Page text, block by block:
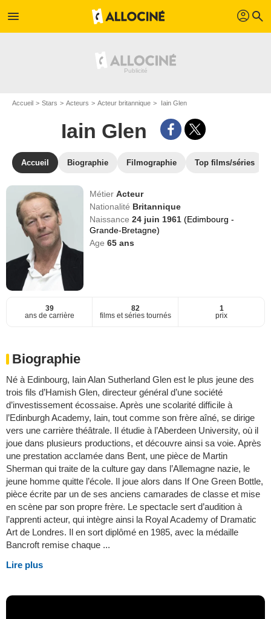
menu profil search
Accueil Stars Acteurs Acteur britannique Iain Glen
Iain Glen
Accueil Biographie Filmographie Top films/séries
MétierActeur
Nationalité Britannique
Naissance24 juin 1961(Edimbourg -
Grande-Bretagne)
Age65 ans
39
ans de carrière
82
films et séries tournés
1
prix
Biographie
Né à Edinbourg, Iain Alan Sutherland Glen est le plus jeune des
trois fils d’Hamish Glen, directeur général d’une société
d’investissement écossaise. Après une scolarité difficile à
l’Edinburgh Academy, Iain, tout comme son frère aîné, se dirige
vers une carrière théâtrale. Il étudie à l’Aberdeen University, où il
joue dans plusieurs productions, et découvre ainsi sa voie. Après
une prestation acclamée dans Bent, une pièce de Martin
Sherman qui traite de la culture gay dans l’Allemagne nazie, le
jeune homme quitte l’école. Il joue alors dans If One Green Bottle,
pièce écrite par un de ses anciens camarades de classe et mise
en scène par son propre frère. Le spectacle sert d’audition à
l’apprenti acteur, qui intègre ainsi la Royal Academy of Dramatic
Art de Londres. Il en sort diplômé en 1985, avec la médaille
Bancroft remise chaque ...
Lire plus